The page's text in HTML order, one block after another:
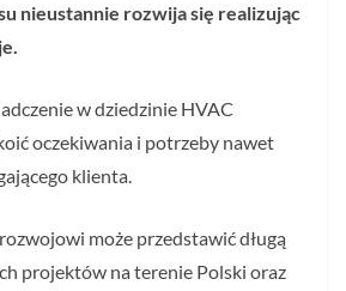
nieustannie rozwija się realizując
w dziedzinie HVAC
oczekiwania i potrzeby nawet
klienta.
może przedstawić długą
projektów na terenie Polski oraz